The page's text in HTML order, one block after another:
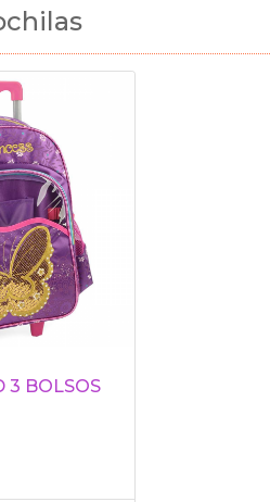
3 BOLSOS